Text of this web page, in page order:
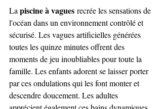
La piscine à vagues recrée les sensations de
l'océan dans un environnement contrôlé et
sécurisé. Les vagues artificielles générées
toutes les quinze minutes offrent des
moments de jeu inoubliables pour toute la
famille. Les enfants adorent se laisser porter
par ces ondulations qui les font monter et
descendre doucement. Les adultes